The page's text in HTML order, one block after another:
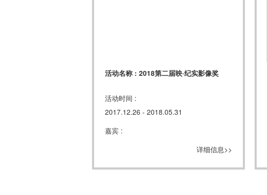
活动名称 : 2018第二届映·纪实影像奖
活动时间 :
2017.12.26 - 2018.05.31
嘉宾 :
详细信息>>